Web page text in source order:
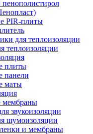
PIR-плиты
для теплоизоляции
теплоизоляции
плиты
панели
маты
мембраны
звукоизоляции
шумоизоляции
и мембраны